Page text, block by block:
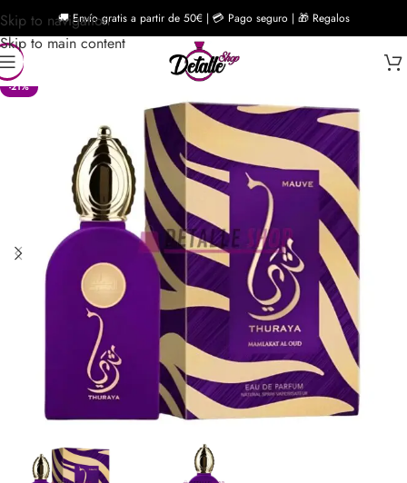
Skip to navigation
Skip to main content
🚚 Envío gratis a partir de 50€ | 💳 Pago seguro | 🎁 Regalos
-21%